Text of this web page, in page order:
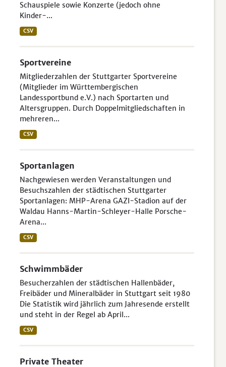
Schauspiele sowie Konzerte (jedoch ohne
Kinder-...
CSV
Sportvereine
Mitgliederzahlen der Stuttgarter Sportvereine
(Mitglieder im Württembergischen
Landessportbund e.V.) nach Sportarten und
Altersgruppen. Durch Doppelmitgliedschaften in
mehreren...
CSV
Sportanlagen
Nachgewiesen werden Veranstaltungen und
Besuchszahlen der städtischen Stuttgarter
Sportanlagen: MHP-Arena GAZI-Stadion auf der
Waldau Hanns-Martin-Schleyer-Halle Porsche-
Arena...
CSV
Schwimmbäder
Besucherzahlen der städtischen Hallenbäder,
Freibäder und Mineralbäder in Stuttgart seit 1980
Die Statistik wird jährlich zum Jahresende erstellt
und steht in der Regel ab April...
CSV
Private Theater